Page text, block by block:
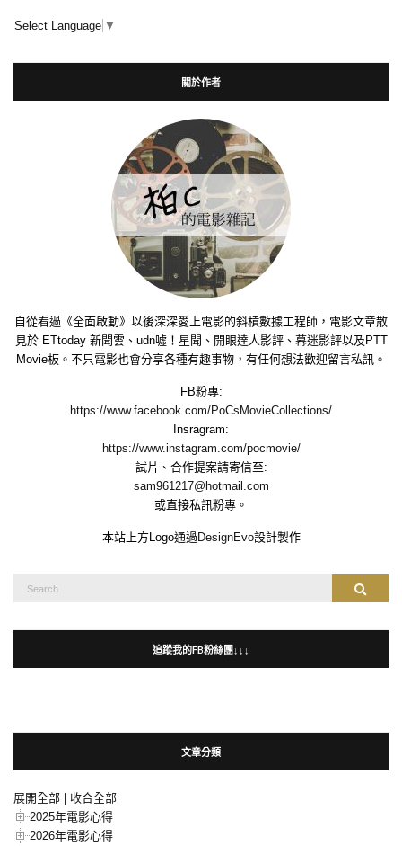
Select Language ▼
關於作者
自從看過《全面啟動》以後深深愛上電影的斜槓數據工程師，電影文章散
見於 ETtoday 新聞雲、udn噓！星聞、開眼達人影評、幕迷影評以及PTT
Movie板。不只電影也會分享各種有趣事物，有任何想法歡迎留言私訊。
FB粉專:
https://www.facebook.com/PoCsMovieCollections/
Insragram:
https://www.instagram.com/pocmovie/
試片、合作提案請寄信至:
sam961217@hotmail.com
或直接私訊粉專。
本站上方Logo通過 DesignEvo設計製作
Search
追蹤我的FB粉絲團↓↓↓
文章分類
展開全部
收合全部
2025年電影心得
2026年電影心得